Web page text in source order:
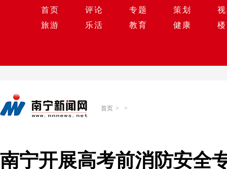
首页 评论 专题 策划
旅游
乐活 教育 健康
首页 > >
南宁开展高考前消防安全